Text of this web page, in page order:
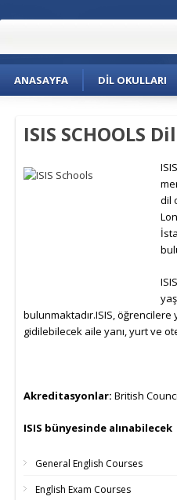
ANASAYFA DIL OKULLARI
ISIS SCHOOLS
dil
bulunmaktadır.ISIS,
gidilebilecek aile yanı, yurt ve
Akreditasyonlar: British
ISIS bünyesinde
General English Courses
English Exam Courses